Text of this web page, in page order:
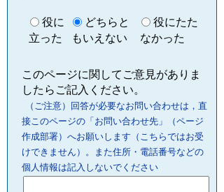
役に
立った
どちらと
もいえない
役にたた
なかった
このページに関してご意見がありま
したらご記入ください。
（ご注意）回答が必要なお問い合わせは，直
接このページの「お問い合わせ先」（ページ
作成部署）へお願いします（こちらではお受
けできません）。また住所・電話番号などの
個人情報は記入しないでください